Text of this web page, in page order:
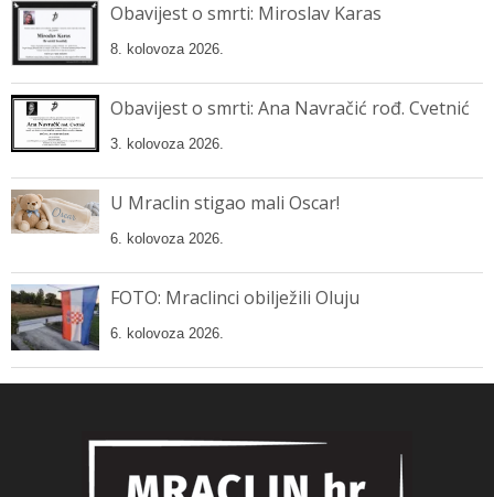
Obavijest o smrti: Miroslav Karas
8. kolovoza 2026.
Obavijest o smrti: Ana Navračić rođ. Cvetnić
3. kolovoza 2026.
U Mraclin stigao mali Oscar!
6. kolovoza 2026.
FOTO: Mraclinci obilježili Oluju
6. kolovoza 2026.